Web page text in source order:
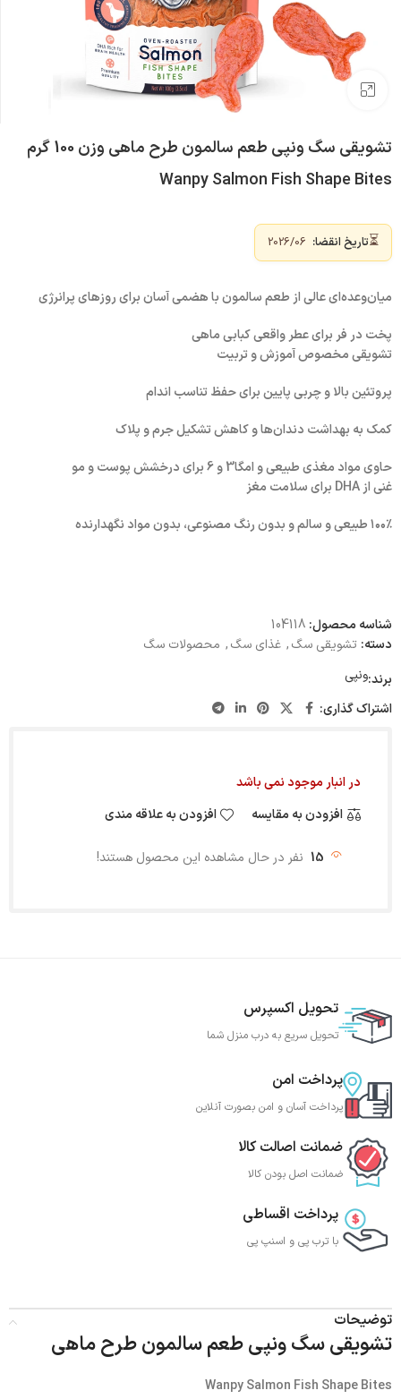
تشویقی سگ ونپی طعم سالمون طرح ماهی وزن 100 گرم
Wanpy Salmon Fish Shape Bites
⏳تاریخ انقضا:
میان‌وعده‌ای عالی از طعم سالمون با هضمی آسان برای روزهای پرانرژی
پخت در فر برای عطر واقعی کبابی ماهی
تشویقی مخصوص آموزش و تربیت
پروتئین بالا و چربی پایین برای حفظ تناسب اندام
کمک به بهداشت دندان‌ها و کاهش تشکیل جرم و پلاک
حاوی مواد مغذی طبیعی و امگا3 و 6 برای درخشش پوست و مو
غنی از DHA برای سلامت مغز
۱۰۰٪ طبیعی و سالم و بدون رنگ مصنوعی، بدون مواد نگهدارنده
شناسه محصول: 104118
دسته: تشویقی سگ, غذای سگ, محصولات سگ
برند:ونپی
اشتراک گذاری:
در انبار موجود نمی باشد
افزودن به مقایسه
افزودن به علاقه مندی
15 نفر در حال مشاهده این محصول هستند!
تحویل اکسپرس
تحویل سریع به درب منزل شما
پرداخت امن
پرداخت آسان و امن بصورت آنلاین
ضمانت اصالت کالا
ضمانت اصل بودن کالا
پرداخت اقساطی
با ترب‌ پی و اسنپ پی
توضیحات
تشویقی سگ ونپی طعم سالمون طرح ماهی
Wanpy Salmon Fish Shape Bites